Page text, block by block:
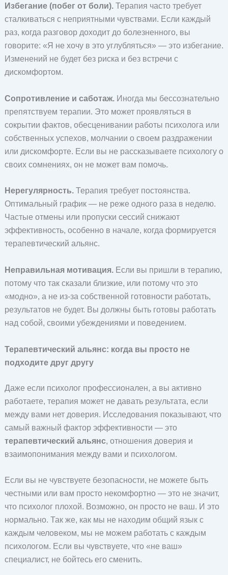
Избегание (побег от боли).Терапия часто требует
сталкиваться с неприятными чувствами. Если каждый
раз, когда разговор доходит до болезненного, вы
говорите: «Я не хочу в это углубляться» — это избегание.
Изменений не будет без риска и без встречи с
дискомфортом.
Сопротивление и саботаж.Иногда мы бессознательно
препятствуем терапии. Это может проявляться в
сокрытии фактов, обесценивании работы психолога или
собственных успехов, молчании о своем раздражении
или дискомфорте. Если вы не рассказываете психологу о
своих сомнениях, он не может вам помочь.
Нерегулярность.Терапия требует постоянства.
Оптимальный график — не реже одного раза в неделю.
Частые отмены или пропуски сессий снижают
эффективность, особенно в начале, когда формируется
терапевтический альянс.
Неправильная мотивация.Если вы пришли в терапию,
потому что так сказали близкие, или потому что это
«модно», а не из-за собственной готовности работать,
результатов не будет. Вы должны быть готовы работать
над собой, своими убеждениями и поведением.
Терапевтический альянс: когда вы просто не
подходите друг другу
Даже если психолог профессионален, а вы активно
работаете, терапия может не давать результата, если
между вами нет доверия. Исследования показывают, что
самый важный фактор эффективности — это
терапевтический альянс, отношения доверия и
взаимопонимания между вами и психологом.
Если вы не чувствуете безопасности, не можете быть
честными или вам просто некомфортно — это не значит,
что психолог плохой. Возможно, он просто не ваш. И это
нормально. Так же, как мы не находим общий язык с
каждым человеком, мы не можем работать с каждым
психологом. Если вы чувствуете, что «не ваш»
специалист, не бойтесь его сменить.